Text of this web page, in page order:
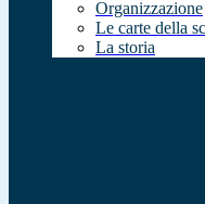
Organizzazione
Le carte della
La storia